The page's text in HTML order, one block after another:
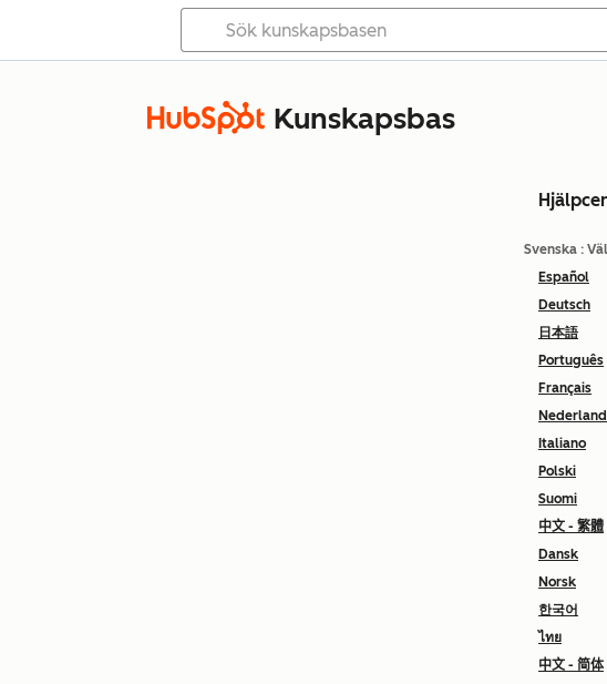
Kunskapsbas
Svenska :
Español
Deutsch
日本語
Português
Français
Italiano
Polski
Suomi
中文 - 繁體
Dansk
Norsk
한국어
ไทย
中文 - 简体